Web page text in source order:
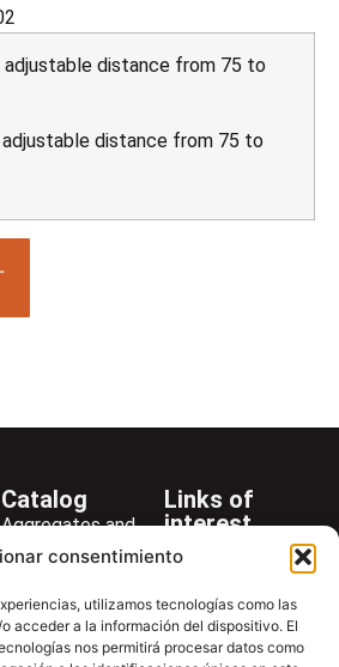
consentimiento
utilizamos tecnologías como las
acceder a la información del dispositivo. El
nos permitirá procesar datos como
adjustable distance from 75 to
adjustable distance from 75 to
Catalog
Aggregates and
Rocks
Asphalt
Cements
Links of
interest
Company
News
Newsletter